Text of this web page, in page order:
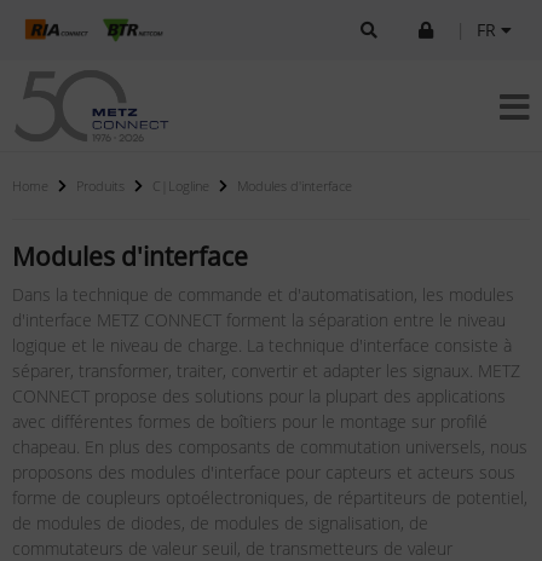
FR
Home Produits C|Logline Modules d'interface
Modules d'interface
Dans la technique de commande et d'automatisation, les modules
d'interface METZ CONNECT forment la séparation entre le niveau
logique et le niveau de charge. La technique d'interface consiste à
séparer, transformer, traiter, convertir et adapter les signaux. METZ
CONNECT propose des solutions pour la plupart des applications
avec différentes formes de boîtiers pour le montage sur profilé
chapeau. En plus des composants de commutation universels, nous
proposons des modules d'interface pour capteurs et acteurs sous
forme de coupleurs optoélectroniques, de répartiteurs de potentiel,
de modules de diodes, de modules de signalisation, de
commutateurs de valeur seuil, de transmetteurs de valeur